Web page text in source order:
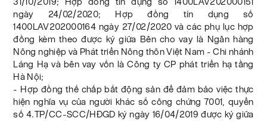
ngày 24/02/2020; Hợp đồng tín dụng số
1400LAV202000164 ngày 27/02/2020 và các phụ lục hợp
đồng kèm theo được ký giữa Bên cho vay là Ngân hàng
Nông nghiệp và Phát triển Nông thôn Việt Nam - Chi nhánh
Láng Hạ và bên vay vốn là Công ty CP phát triển hạ tầng
Hà Nội;
- Hợp đồng thế chấp bất động sản để đảm bảo việc thực
hiện nghĩa vụ của người khác số công chứng 7001, quyển
số 4.TP/CC-SCC/HĐGD ký ngày 16/04/2019 được ký giữa